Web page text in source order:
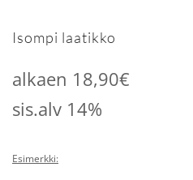
Isompi laatikko
alkaen 18,90€
sis.alv 14%
Esimerkki: